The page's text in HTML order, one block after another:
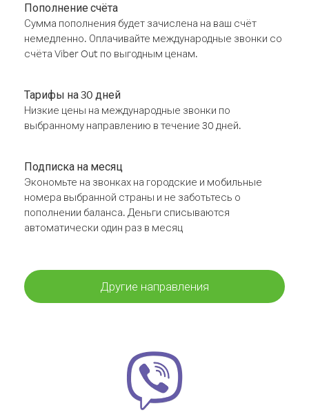
Пополнение счёта
Сумма пополнения будет зачислена на ваш счёт
немедленно. Оплачивайте международные звонки со
счёта Viber Out по выгодным ценам.
Тарифы на 30 дней
Низкие цены на международные звонки по
выбранному направлению в течение 30 дней.
Подписка на месяц
Экономьте на звонках на городские и мобильные
номера выбранной страны и не заботьтесь о
пополнении баланса. Деньги списываются
автоматически один раз в месяц
Другие направления